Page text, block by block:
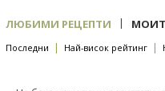
ЛЮБИМИ РЕЦЕПТИ |
Последни | Най-висок рейтинг |